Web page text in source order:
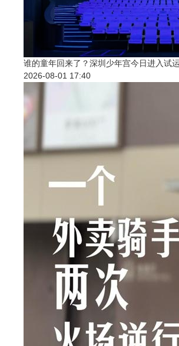
谁的童年回来了？深圳少年宫今日进入试
2026-08-01 17:40